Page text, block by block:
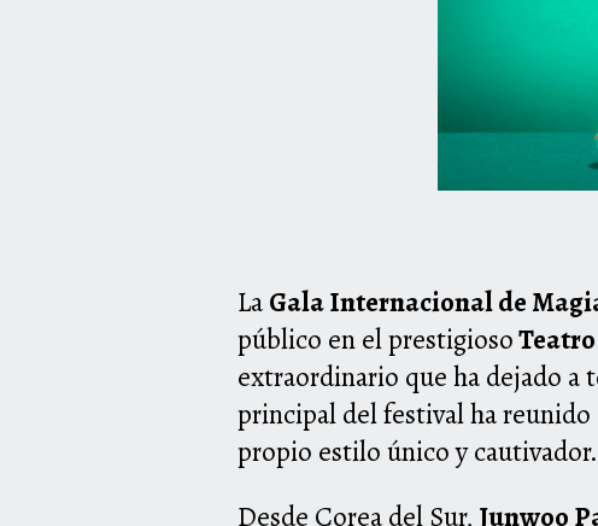
LaGala Internacional de
público en el prestigiosoTeatro
extraordinario que ha dejado a
principal del festival ha
propio estilo único y cautivador.
Desde Corea del Sur, Junwoo